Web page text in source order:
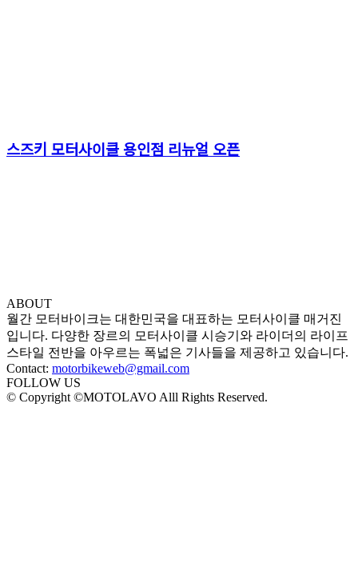
스즈키 모터사이클 용인점 리뉴얼 오픈
ABOUT
월간 모터바이크는 대한민국을 대표하는 모터사이클 매거진
입니다. 다양한 장르의 모터사이클 시승기와 라이더의 라이프
스타일 전반을 아우르는 폭넓은 기사들을 제공하고 있습니다.
Contact: motorbikeweb@gmail.com
FOLLOW US
© Copyright ©MOTOLAVO Alll Rights Reserved.